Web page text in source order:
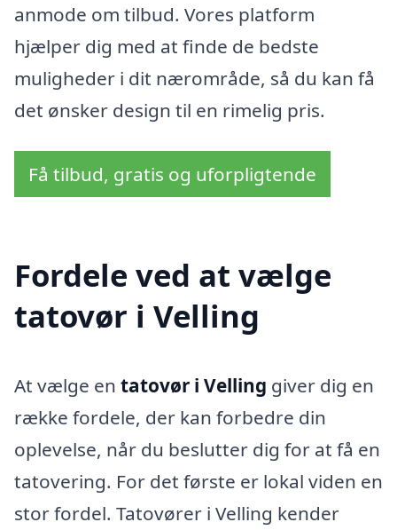
anmode om tilbud. Vores platform
hjælper dig med at finde de bedste
muligheder i dit nærområde, så du kan få
det ønsker design til en rimelig pris.
Få tilbud, gratis og uforpligtende
Fordele ved at vælge
tatovør i Velling
At vælge en tatovør i Velling giver dig en
række fordele, der kan forbedre din
oplevelse, når du beslutter dig for at få en
tatovering. For det første er lokal viden en
stor fordel. Tatovører i Velling kender